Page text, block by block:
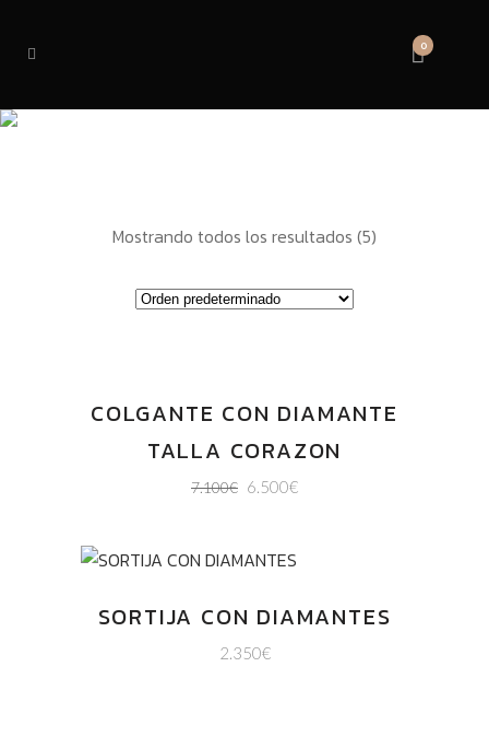
0
Mostrando todos los resultados (5)
OFERTA
COLGANTE CON DIAMANTE
TALLA CORAZON
7.100€ 6.500€
SORTIJA CON DIAMANTES
2.350€